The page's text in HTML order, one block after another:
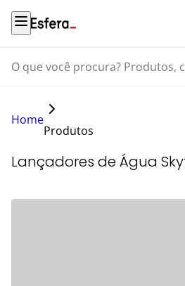
O que você procura? Produtos,
Home
Produtos
Lançadores de Água